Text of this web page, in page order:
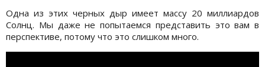
Одна из этих черных дыр имеет массу 20 миллиардов
Солнц. Мы даже не попытаемся представить это вам в
перспективе, потому что это слишком много.